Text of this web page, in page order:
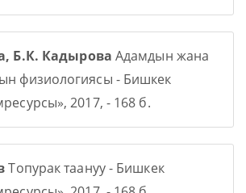
Б.К. Кадырова Адамдын жана
физиологиясы - Бишкек
2017, - 168 б.
Топурак таануу - Бишкек